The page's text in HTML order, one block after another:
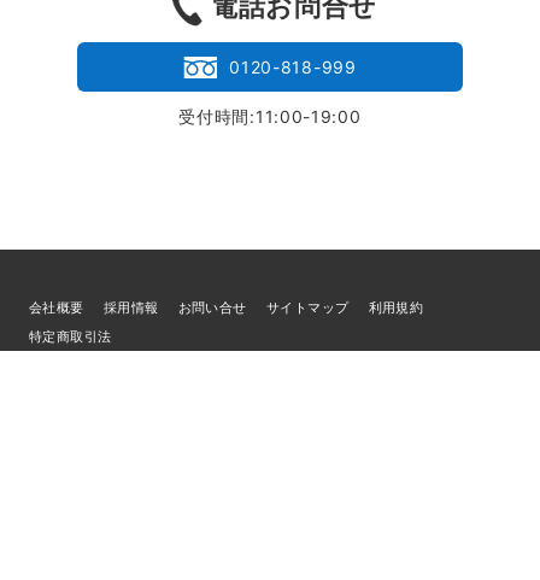
0120-818-999
受付時間:11:00-19:00
会社概要 採用情報 お問い合せ サイトマップ
利用規約
特定商取引法